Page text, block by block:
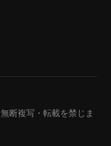
無断複写・転載を禁じま